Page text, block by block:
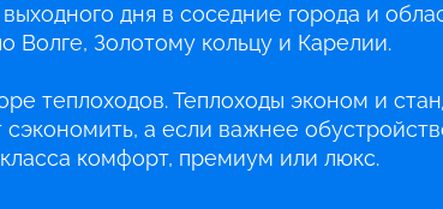
дня в соседние города и
Волге, Золотому кольцу и Карелии.
теплоходов. Теплоходы эконом и
сэкономить, а если важнее
комфорт, премиум или люкс.